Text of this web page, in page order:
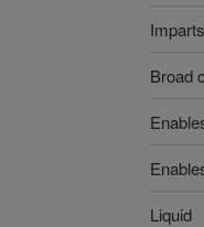
Broad
Liquid